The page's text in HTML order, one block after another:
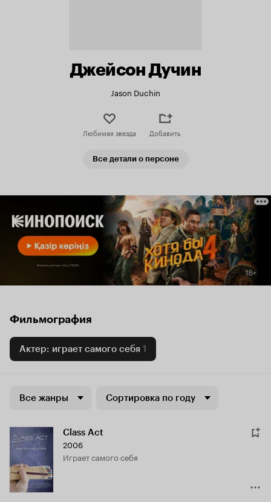
Джейсон Дучин
Jason Duchin
Любимая звезда Добавить
Все детали о персоне
Фильмография
Актер: играет самого себя 1
Все жанры Сортировка по году
Class Act
2006
играет самого себя